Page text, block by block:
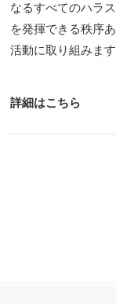
なるすべてのハラ
を発揮できる秩序
活動に取り組みます
詳細はこちら